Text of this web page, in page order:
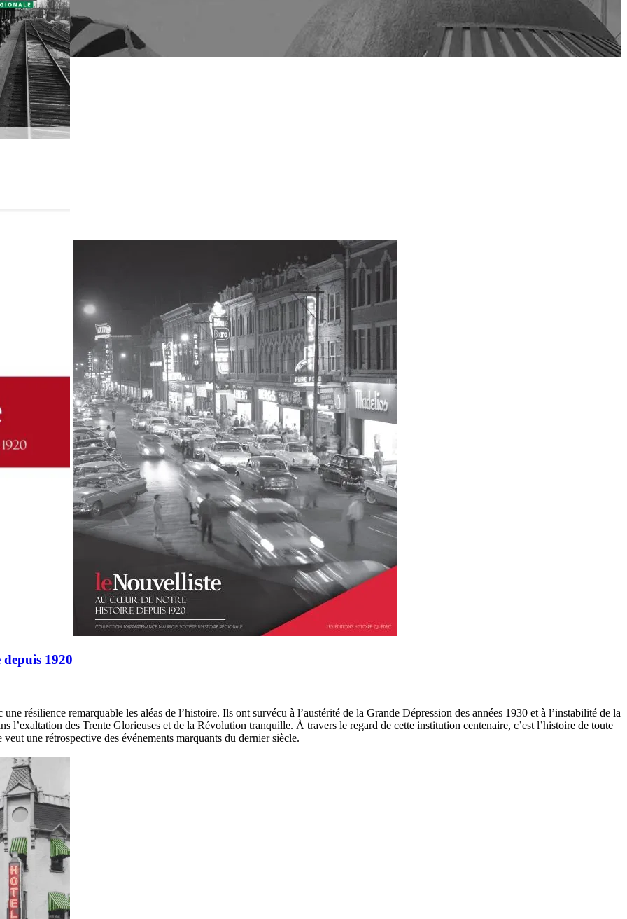
1920
résilience remarquable les aléas de l’histoire. Ils ont survécu à l’austérité de la Grande Dépression des années 1930 et à l’instabilité de la
l’exaltation des Trente Glorieuses et de la Révolution tranquille. À travers le regard de cette institution centenaire, c’est l’histoire de toute
une rétrospective des événements marquants du dernier siècle.